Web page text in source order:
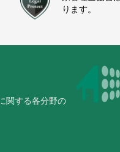
ります。
関する各分野の